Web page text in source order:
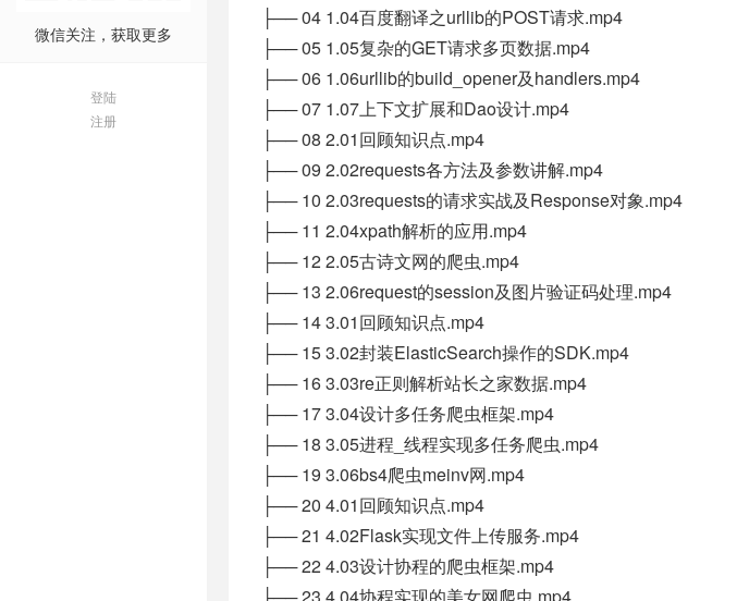
微信关注，获取更多
登陆
注册
├── 04 1.04百度翻译之urllib的POST请求.mp4
├── 05 1.05复杂的GET请求多页数据.mp4
├── 06 1.06urllib的build_opener及handlers.mp4
├── 07 1.07上下文扩展和Dao设计.mp4
├── 08 2.01回顾知识点.mp4
├── 09 2.02requests各方法及参数讲解.mp4
├── 10 2.03requests的请求实战及Response对象.mp4
├── 11 2.04xpath解析的应用.mp4
├── 12 2.05古诗文网的爬虫.mp4
├── 13 2.06request的session及图片验证码处理.mp4
├── 14 3.01回顾知识点.mp4
├── 15 3.02封装ElasticSearch操作的SDK.mp4
├── 16 3.03re正则解析站长之家数据.mp4
├── 17 3.04设计多任务爬虫框架.mp4
├── 18 3.05进程_线程实现多任务爬虫.mp4
├── 19 3.06bs4爬虫meinv网.mp4
├── 20 4.01回顾知识点.mp4
├── 21 4.02Flask实现文件上传服务.mp4
├── 22 4.03设计协程的爬虫框架.mp4